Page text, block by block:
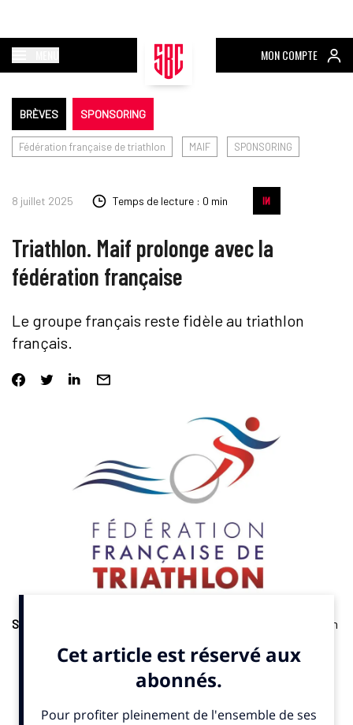
MON COMPTE
BRÈVES SPONSORING
Fédération française de triathlon MAIF SPONSORING
8 juillet 2025 Temps de lecture : 0 min
Triathlon. Maif prolonge avec la
fédération française
Le groupe français reste fidèle au triathlon
français.
Sponsoring
. Maif renouvelle son partenariat avec la Fédération
Initiée en 2019, cette collaboration se poursuit avec
l’ambition de faire vivre et progresser les initiatives déjà
écoresponsable, accessible et respectueux de